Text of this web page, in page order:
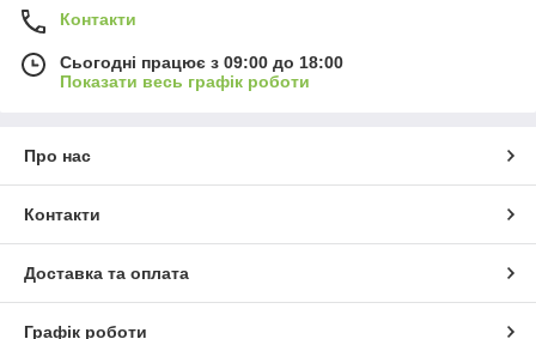
Контакти
Сьогодні працює з 09:00 до 18:00
Показати весь графік роботи
Про нас
Контакти
Доставка та оплата
Графік роботи